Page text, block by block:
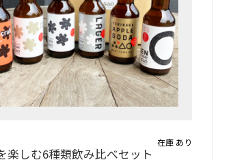
在庫 あり
楽しむ6種類飲み比べセット